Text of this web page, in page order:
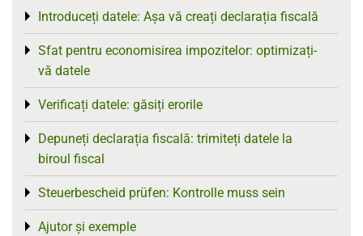
Introduceți datele: Așa vă creați declarația fiscală
Toggle menu
Sfat pentru economisirea impozitelor: optimizați-
vă datele
Toggle menu
Verificați datele: găsiți erorile
Toggle menu
Depuneți declarația fiscală: trimiteți datele la
biroul fiscal
Toggle menu
Steuerbescheid prüfen: Kontrolle muss sein
Toggle menu
Ajutor și exemple
Toggle menu